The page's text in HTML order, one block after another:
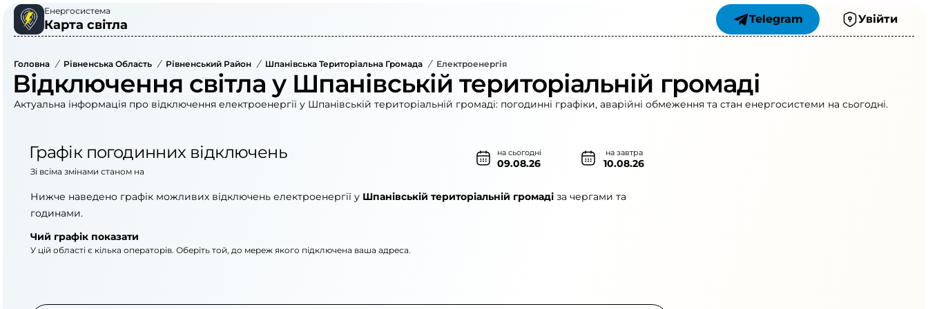
Енергосистема
Карта світла Telegram Увійти
Головна / Рівненська Область / Рівненський Район / Шпанівська Територіальна Громада / Електроенергія
Відключення світла у Шпанівській територіальній громаді
Актуальна інформація про відключення електроенергії у Шпанівській територіальній громаді: погодинні графіки, аварійні обмеження та стан енергосистеми на сьогодні.
Графік погодинних відключень на сьогодні
09.08.26
на завтра
10.08.26
Зі всіма змінами станом на
Нижче наведено графік можливих відключень електроенергії у Шпанівській територіальній громаді за чергами та
годинами.
Чий графік показати
У цій області є кілька операторів. Оберіть той, до мереж якого підключена ваша адреса.